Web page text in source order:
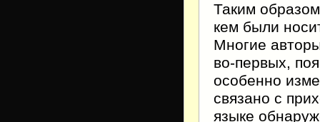
Таким
кем были
Многие
во-первых,
особенно
связано с
языке